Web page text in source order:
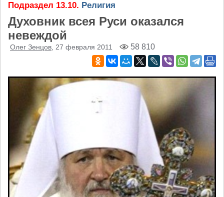
Подраздел 13.10. Религия
Духовник всея Руси оказался
невеждой
Олег Зенцов , 27 февраля 2011 58 810